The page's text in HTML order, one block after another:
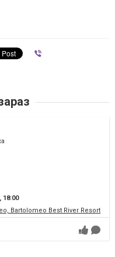
18:00
Bartolomeo Best River Resort